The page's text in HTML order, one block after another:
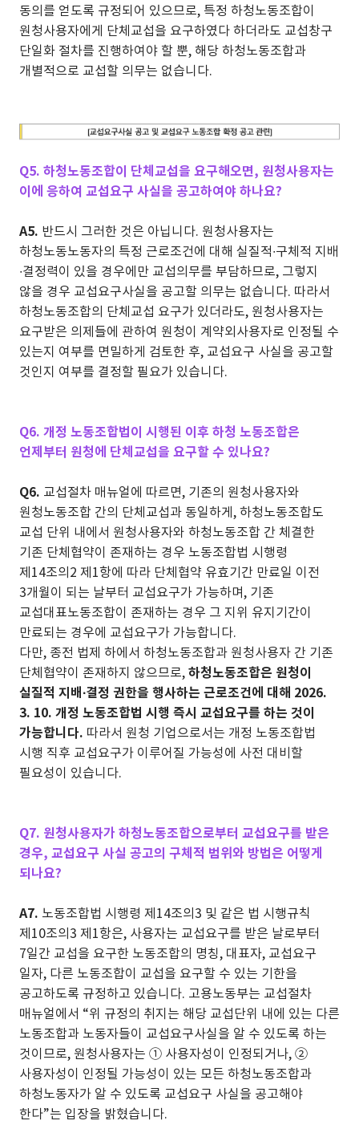
동의를 얻도록 규정되어 있으므로, 특정 하청노동조합이
원청사용자에게 단체교섭을 요구하였다 하더라도 교섭창구
단일화 절차를 진행하여야 할 뿐, 해당 하청노동조합과
개별적으로 교섭할 의무는 없습니다.
Q5. 하청노동조합이 단체교섭을 요구해오면, 원청사용자는
이에 응하여 교섭요구 사실을 공고하여야 하나요?
A5. 반드시 그러한 것은 아닙니다. 원청사용자는
하청노동노동자의 특정 근로조건에 대해 실질적∙구체적 지배
∙결정력이 있을 경우에만 교섭의무를 부담하므로, 그렇지
않을 경우 교섭요구사실을 공고할 의무는 없습니다. 따라서
하청노동조합의 단체교섭 요구가 있더라도, 원청사용자는
요구받은 의제들에 관하여 원청이 계약외사용자로 인정될 수
있는지 여부를 면밀하게 검토한 후, 교섭요구 사실을 공고할
것인지 여부를 결정할 필요가 있습니다.
Q6. 개정 노동조합법이 시행된 이후 하청 노동조합은
언제부터 원청에 단체교섭을 요구할 수 있나요?
Q6. 교섭절차 매뉴얼에 따르면, 기존의 원청사용자와
원청노동조합 간의 단체교섭과 동일하게, 하청노동조합도
교섭 단위 내에서 원청사용자와 하청노동조합 간 체결한
기존 단체협약이 존재하는 경우 노동조합법 시행령
제14조의2 제1항에 따라 단체협약 유효기간 만료일 이전
3개월이 되는 날부터 교섭요구가 가능하며, 기존
교섭대표노동조합이 존재하는 경우 그 지위 유지기간이
만료되는 경우에 교섭요구가 가능합니다.
다만, 종전 법제 하에서 하청노동조합과 원청사용자 간 기존
단체협약이 존재하지 않으므로, 하청노동조합은 원청이
실질적 지배∙결정 권한을 행사하는 근로조건에 대해 2026.
3. 10. 개정 노동조합법 시행 즉시 교섭요구를 하는 것이
가능합니다. 따라서 원청 기업으로서는 개정 노동조합법
시행 직후 교섭요구가 이루어질 가능성에 사전 대비할
필요성이 있습니다.
Q7. 원청사용자가 하청노동조합으로부터 교섭요구를 받은
경우, 교섭요구 사실 공고의 구체적 범위와 방법은 어떻게
되나요?
A7. 노동조합법 시행령 제14조의3 및 같은 법 시행규칙
제10조의3 제1항은, 사용자는 교섭요구를 받은 날로부터
7일간 교섭을 요구한 노동조합의 명칭, 대표자, 교섭요구
일자, 다른 노동조합이 교섭을 요구할 수 있는 기한을
공고하도록 규정하고 있습니다. 고용노동부는 교섭절차
매뉴얼에서 “위 규정의 취지는 해당 교섭단위 내에 있는 다른
노동조합과 노동자들이 교섭요구사실을 알 수 있도록 하는
것이므로, 원청사용자는 ① 사용자성이 인정되거나, ②
사용자성이 인정될 가능성이 있는 모든 하청노동조합과
하청노동자가 알 수 있도록 교섭요구 사실을 공고해야
한다”는 입장을 밝혔습니다.